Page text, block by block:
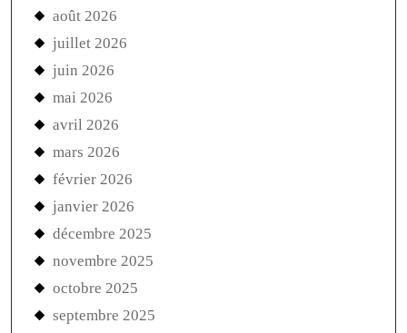
août 2026
juillet 2026
juin 2026
mai 2026
avril 2026
mars 2026
février 2026
janvier 2026
décembre 2025
novembre 2025
octobre 2025
septembre 2025